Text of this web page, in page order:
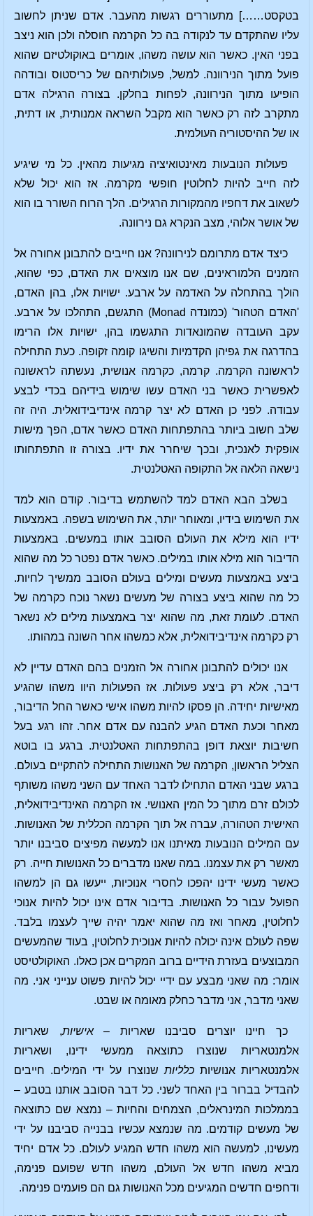
בטקסט……] מתעוררים רגשות מהעבר. אדם שניתן לחשוב
עליו שהתקדם עד לנקודה בה כל הקרמה חוסלה ולכן הוא ניצב
בפני האין. כאשר הוא עושה משהו, אומרים באוקולטיזם שהוא
פועל מתוך הנירוונה. למשל, פעולותיהם של כריסטוס ובודהה
הופיעו מתוך הנירוונה, לפחות בחלקן. בצורה הרגילה אדם
מתקרב לזה רק כאשר הוא מקבל השראה אמנותית, או דתית,
או של ההיסטוריה העולמית.
פעולות הנובעות מאינטואיציה מגיעות מהאין. כל מי שיגיע
לזה חייב להיות לחלוטין חופשי מקרמה. אז הוא יכול שלא
לשאוב את דחפיו מהמקורות הרגילים. הלך הרוח השורר בו הוא
של אושר אלוהי, מצב הנקרא גם נירוונה.
כיצד אדם מתרומם לנירוונה? אנו חייבים להתבונן אחורה אל
הזמנים הלמוראינים, שם אנו מוצאים את האדם, כפי שהוא,
הולך בהתחלה על האדמה על ארבע. ישויות אלו, בהן האדם,
'האדם הטהור' (כמונדה Monad) התגשם, התהלכו על ארבע.
עקב העובדה שהמונאדות התגשמו בהן, ישויות אלו הרימו
בהדרגה את גפיהן הקדמיות והשיגו קומה זקופה. כעת התחילה
לראשונה הקרמה. קרמה, כקרמה אנושית, נעשתה לראשונה
לאפשרית כאשר בני האדם עשו שימוש בידיהם בכדי לבצע
עבודה. לפני כן האדם לא יצר קרמה אינדיבידואלית. היה זה
שלב חשוב ביותר בהתפתחות האדם כאשר אדם, הפך מישות
אופקית לאנכית, ובכך שיחרר את ידיו. בצורה זו התפתחותו
נישאה הלאה אל התקופה האטלנטית.
בשלב הבא האדם למד להשתמש בדיבור. קודם הוא למד
את השימוש בידיו, ומאוחר יותר, את השימוש בשפה. באמצעות
ידיו הוא מילא את העולם הסובב אותו במעשים. באמצעות
הדיבור הוא מילא אותו במילים. כאשר אדם נפטר כל מה שהוא
ביצע באמצעות מעשים ומילים בעולם הסובב ממשיך לחיות.
כל מה שהוא ביצע בצורה של מעשים נשאר נוכח כקרמה של
האדם. לעומת זאת, מה שהוא יצר באמצעות מילים לא נשאר
רק כקרמה אינדיבידואלית, אלא כמשהו אחר השונה במהותו.
אנו יכולים להתבונן אחורה אל הזמנים בהם האדם עדיין לא
דיבר, אלא רק ביצע פעולות. אז הפעולות היוו משהו שהגיע
מאישיות יחידה. הן פסקו להיות משהו אישי כאשר החל הדיבור,
מאחר וכעת האדם הגיע להבנה עם אדם אחר. זהו רגע בעל
חשיבות יוצאת דופן בהתפתחות האטלנטית. ברגע בו בוטא
הצליל הראשון, הקרמה של האנושות התחילה להתקיים בעולם.
ברגע שבני האדם התחילו לדבר האחד עם השני משהו משותף
לכולם זרם מתוך כל המין האנושי. אז הקרמה האינדיבידואלית,
האישית הטהורה, עברה אל תוך הקרמה הכללית של האנושות.
עם המילים הנובעות מאיתנו אנו למעשה מפיצים סביבנו יותר
מאשר רק את עצמנו. במה שאנו מדברים כל האנושות חייה. רק
כאשר מעשי ידינו יהפכו לחסרי אנוכיות, ייעשו גם הן למשהו
הפועל עבור כל האנושות. בדיבור אדם אינו יכול להיות אנוכי
לחלוטין, מאחר ואז מה שהוא יאמר יהיה שייך לעצמו בלבד.
שפה לעולם אינה יכולה להיות אנוכית לחלוטין, בעוד שהמעשים
המבוצעים בעזרת הידיים ברוב המקרים אכן כאלו. האוקולטיסט
אומר: מה שאני מבצע עם ידיי יכול להיות פשוט ענייני אני. מה
שאני מדבר, אני מדבר כחלק מאומה או שבט.
כך חיינו יוצרים סביבנו שאריות –אישיות, שאריות
אלמנטאריות שנוצרו כתוצאה ממעשי ידינו, ושאריות
אלמנטאריות אנושיותכלליות שנוצרו על ידי המילים. חייבים
להבדיל בברור בין האחד לשני. כל דבר הסובב אותנו בטבע –
בממלכות המינראלים, הצמחים והחיות – נמצא שם כתוצאה
של מעשים קודמים. מה שנמצא עכשיו בבנייה סביבנו על ידי
מעשינו, למעשה הוא משהו חדש המגיע לעולם. כל אדם יחיד
מביא משהו חדש אל העולם, משהו חדש שפועם פנימה,
ודחפים חדשים המגיעים מכל האנושות גם הם פועמים פנימה.